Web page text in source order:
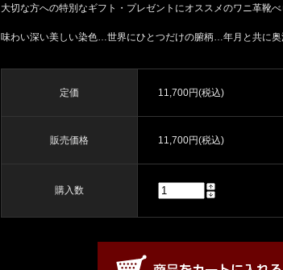
大切な方への特別なギフト・プレゼントにオススメのワニ革靴べ
味わい深い美しい染色…世界にひとつだけの腑柄…年月と共に奥
定価 11,700円(税込)
販売価格 11,700円(税込)
購入数